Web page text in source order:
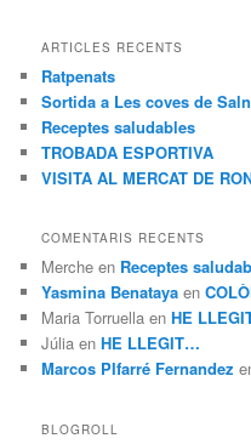
ARTICLES RECENTS
Ratpenats
Sortida a Les coves de
Receptes saludables
TROBADA ESPORTIVA
VISITA AL MERCAT DE
COMENTARIS RECENTS
Merche en Receptes
Yasmina Benataya en
Maria Torruella enHE
Júlia enHE LLEGIT…
Marcos PIfarré Fernandez
BLOGROLL